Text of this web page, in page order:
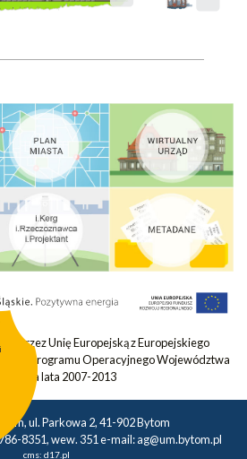
przez Unię Europejską z Europejskiego
Programu Operacyjnego Województwa
na lata 2007-2013
ul. Parkowa 2, 41-902 Bytom
8351, wew. 351 e-mail:ag@um.bytom.pl
cms: d17.pl